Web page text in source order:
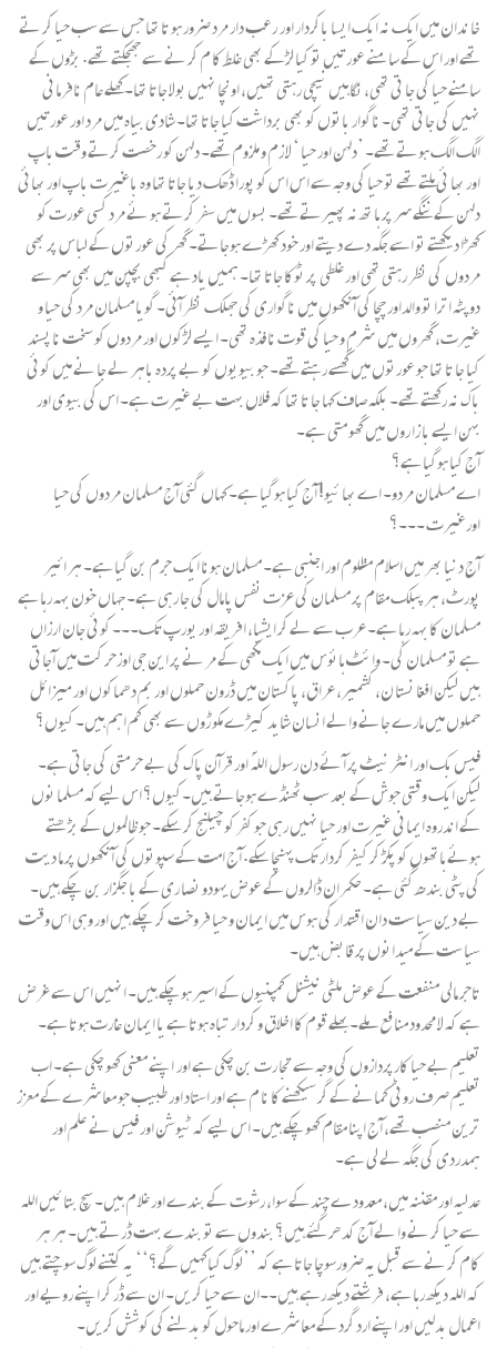
خا ندان میں ایک نہ ایک ایسا باکردار اور رعب دار مرد ضرور ہو تا تھا جس سے سب حیا کر تے
تھے اور اس کے سا منے عورتیں تو کیا لڑکے بھی غلط کا م کر نے سے جھجکتے تھے. بڑوں کے
سامنے حیا کی جا تی تھی، نگاہیں نیچی رہتی تھیں، اونچا نہیں بولا جاتا تھا۔ کھلے عام نافرمانی
نہیں کی جاتی تھی۔ ناگوار باتوں کو بھی برداشت کیا جاتا تھا۔ شادی بیاہ میں مرد اور عورتیں
الگ الگ ہوتے تھے۔ ’دلہن اور حیا ‘ لا زم و ملزوم تھے۔ دلہن کو رخصت کرتے وقت باپ
اور بھا ئی ملتے تھے تو حیا کی وجہ سے اس اس کو پورا ڈھک دیا جاتا تھا وہ باغیرت باپ اور بھائی
دلہن کے ننگے سر پر ہا تھ نہ پھیرتے تھے۔ بسوں میں سفر کرتے ہو ئے مرد کسی عورت کو
کھڑا دیکھتے تو اسے جگہ دے دیتے اور خود کھڑے ہوجاتے۔ گھر کی عورتوں کے لباس پر بھی
مردوں کی نظر رہتی تھی اور غلطی پر ٹوکا جاتا تھا۔ ہمیں یاد ہے کبھی بچپن میں بھی سر سے
دوپٹہ اترا تو والداور چچا کی آنکھوں میں ناگواری کی جھلک نظر آئی۔ گویا مسلمان مرد کی حیا و
غیرت، گھروں میں شرم و حیا کی قوت نا فذہ تھی۔ ایسے لڑکوں اور مردوں کو سخت نا پسند
کیا جا تا تھا جو عورتوں میں گھسے رہتے تھے۔ جو بیویوں کو بے پردہ باہر لے جا نے میں کوئی
باک نہ رکھتے تھے۔ بلکہ صاف کہا جا تا تھا کہ فلاں بہت بے غیرت ہے۔ اس کی بیوی اور
بہن ایسے با زا روں میں گھو متی ہے۔
آج کیا ہوگیا ہے؟
اے مسلمان مردو۔ اے بھا ئیو! آج کیا ہوگیا ہے۔ کہاں گئی آج مسلمان مردوں کی حیا
اورغیرت ۔۔۔؟
آج دنیا بھر میں اسلام مظلوم اور اجنبی ہے۔ مسلمان ہونا ایک جرم بن گیا ہے۔ ہر ائیر
پورٹ، ہر پبلک مقام پر مسلمان کی عزت نفس پامال کی جا رہی ہے۔ جہاں خون بہہ رہا ہے
مسلمان کا بہہ رہا ہے۔ عرب سے لے کر ایشیا، افریقہ اور یورپ تک۔۔۔ کوئی جان ارزاں
ہے تو مسلمان کی۔ وائٹ ہائوس میں ایک مکھی کے مر نے پر این جی اوزحر کت میں آجاتی
ہیں لیکن افغا نستا ن، کشمیر، عراق، پاکستان میں ڈرون حملوں اور بم دھماکوں اور میزائل
حملوں میں مارے جانے والے انسان شاید کیڑے مکو ڑوں سے بھی کم اہم ہیں۔ کیوں؟
فیس بک اور انٹر نیٹ پر آ ئے دن رسول اللہ ؐ اور قرآن پاک کی بے حر متی کی جاتی ہے۔
لیکن ایک وقتی جوش کے بعد سب ٹھنڈے ہوجاتے ہیں۔کیوں؟ اس لیے کہ مسلما نوں
کے اندروہ ایمانی غیرت اور حیا نہیں رہی جو کفر کو چیلنج کر سکے۔ جو ظالموں کے بڑھتے
ہوئے ہاتھوں کو پکڑ کر کیفر کردار تک پہنچا سکے. آج امت کے سپوتوں کی آنکھوں پر ما دیت
کی پٹی بندھ گئی ہے۔ حکمران ڈالروں کے عوض یہودو نصا ری کے با جگزار بن چکے ہیں۔
بے دین سیا ست دان اقتدار کی ہوس میں ایمان و حیا فروخت کر چکے ہیں اور وہی اس وقت
سیا ست کے میدانوں پر قابض ہیں۔
تاجر مالی منفعت کے عوض ملٹی نیشنل کمپنیوں کے اسیر ہوچکے ہیں۔ انہیں اس سے غرض
ہے کہ لا محدود منا فع ملے۔ بھلے قوم کا اخلاق و کردار تباہ ہوتا ہے یا ایمان غارت ہوتا ہے۔
تعلیم بے حیا کارپردازوں کی وجہ سے تجا رت بن چکی ہے اور اپنے معنی کھو چکی ہے۔ اب
تعلیم صرف روٹی کمانے کے گر سیکھنے کا نا م ہے اور استاد اور طبیب جو معا شرے کے معزز
ترین منصب تھے، آج اپنا مقام کھوچکے ہیں۔ اس لیے کہ ٹیوشن اور فیس نے علم اور
ہمدردی کی جگہ لے لی ہے۔
عدلیہ اور مقننہ میں، معدود ے چند کے سوا، رشوت کے بندے اور غلا م ہیں۔ سچ بتا ئیں اللہ
سے حیا کر نے وا لے آج کدھر گئے ہیں؟ بندوں سے تو بندے بہت ڈرتے ہیں۔ ہر ہر
کام کر نے سے قبل یہ ضرورسوچا جاتا ہے کہ ’’لوگ کیاکہیں گے؟‘‘ یہ کتنے لوگ سوچتے ہیں
کہ اللہ دیکھ رہا ہے، فرشتے دیکھ رہے ہیں۔۔ان سے حیا کریں۔ ان سے ڈر کر اپنے رویے اور
اعمال بدلیں اور اپنے ارد گرد کے معا شرے اور ماحول کو بدلنے کی کوشش کریں۔